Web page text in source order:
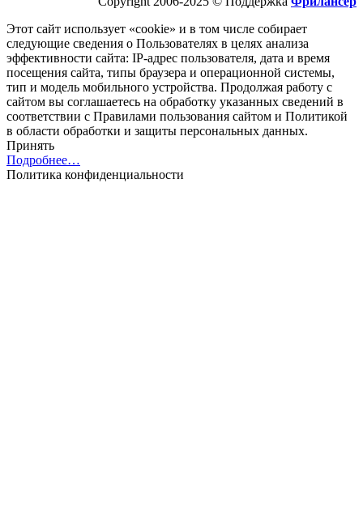
Этот cайт использует «cookie» и в том числе собирает
следующие сведения о Пользователях в целях анализа
эффективности cайта: IP-адрес пользователя, дата и время
посещения cайта, типы браузера и операционной системы,
тип и модель мобильного устройства. Продолжая работу с
cайтом вы соглашаетесь на обработку указанных сведений в
соответствии с Правилами пользования cайтом и Политикой
в области обработки и защиты персональных данных.
Принять
Подробнее…
Политика конфиденциальности